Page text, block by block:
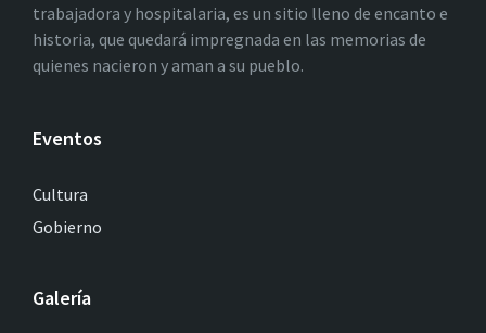
trabajadora y hospitalaria, es un sitio lleno de encanto e
historia, que quedará impregnada en las memorias de
quienes nacieron y aman a su pueblo.
Eventos
Cultura
Gobierno
Galería